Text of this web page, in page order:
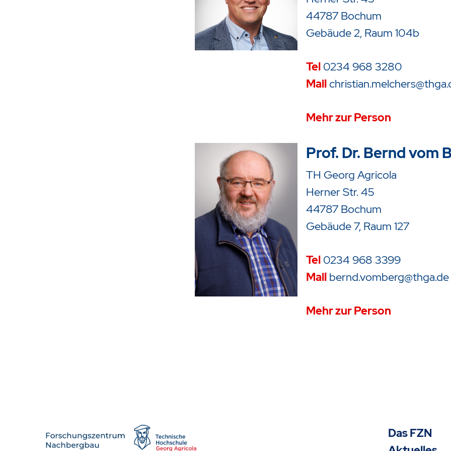
44787 Bochum
Gebäude 2, Raum 104b
Tel 0234 968 3280
Mail
Mehr zur Person
Prof. Dr. Bernd vom
TH Georg Agricola
Herner Str. 45
44787 Bochum
Gebäude 7, Raum 127
Tel 0234 968 3399
Mail bernd.vomberg@thga.de
Mehr zur Person
Das FZN